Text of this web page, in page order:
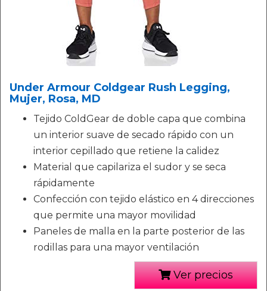
Under Armour Coldgear Rush Legging,
Mujer, Rosa, MD
Tejido ColdGear de doble capa que combina
un interior suave de secado rápido con un
interior cepillado que retiene la calidez
Material que capilariza el sudor y se seca
rápidamente
Confección con tejido elástico en 4 direcciones
que permite una mayor movilidad
Paneles de malla en la parte posterior de las
rodillas para una mayor ventilación
Ver precios